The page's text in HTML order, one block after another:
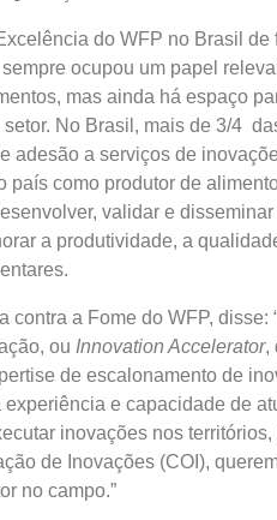
do WFP no Brasil de
ocupou um papel
mas ainda há espaço
No Brasil, mais de 3/4
adesão a serviços de
país como produtor de
validar e
a produtividade, a
a Fome do WFP, disse:
ou Innovation Accelerator,
de escalonamento de
e capacidade de
inovações nos territórios,
de Inovações (COI),
no campo.”